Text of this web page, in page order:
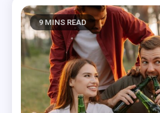
9 MINS READ